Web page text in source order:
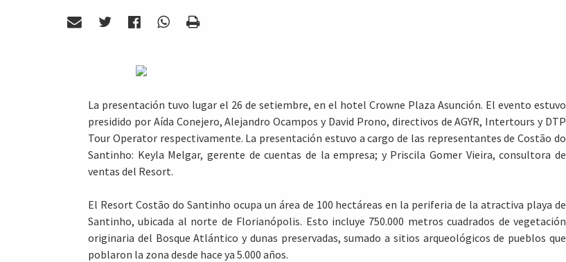
La presentación tuvo lugar el 26 de setiembre, en el hotel Crowne Plaza Asunción. El evento estuvo
presidido por Aída Conejero, Alejandro Ocampos y David Prono, directivos de AGYR, Intertours y DTP
Tour Operator respectivamente. La presentación estuvo a cargo de las representantes de Costão do
Santinho: Keyla Melgar, gerente de cuentas de la empresa; y Priscila Gomer Vieira, consultora de
ventas del Resort.
El Resort Costão do Santinho ocupa un área de 100 hectáreas en la periferia de la atractiva playa de
Santinho, ubicada al norte de Florianópolis. Esto incluye 750.000 metros cuadrados de vegetación
originaria del Bosque Atlántico y dunas preservadas, sumado a sitios arqueológicos de pueblos que
poblaron la zona desde hace ya 5.000 años.